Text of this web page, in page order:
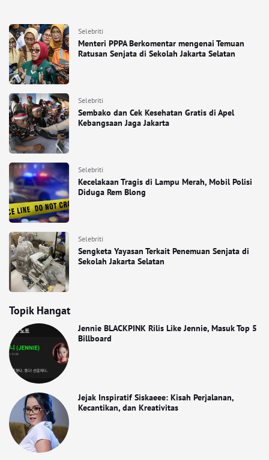
Selebriti
Menteri PPPA Berkomentar mengenai Temuan
Ratusan Senjata di Sekolah Jakarta Selatan
Selebriti
Sembako dan Cek Kesehatan Gratis di Apel
Kebangsaan Jaga Jakarta
Selebriti
Kecelakaan Tragis di Lampu Merah, Mobil Polisi
Diduga Rem Blong
Selebriti
Sengketa Yayasan Terkait Penemuan Senjata di
Sekolah Jakarta Selatan
Topik Hangat
Jennie BLACKPINK Rilis Like Jennie, Masuk Top 5
Billboard
Jejak Inspiratif Siskaeee: Kisah Perjalanan,
Kecantikan, dan Kreativitas